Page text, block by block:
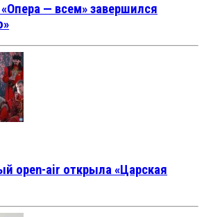
— всем» завершился
open-air открыла «Царская